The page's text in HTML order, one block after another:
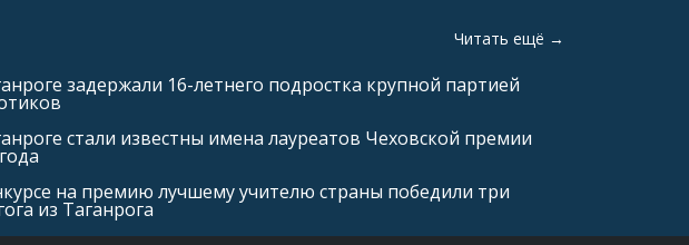
Читать ещё →
задержали 16-летнего подростка крупной партией
стали известны имена лауреатов Чеховской премии
на премию лучшему учителю страны победили три
из Таганрога